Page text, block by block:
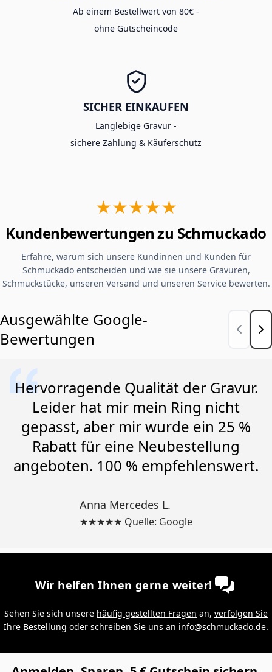
Ab einem Bestellwert von 80€ -
ohne Gutscheincode
SICHER EINKAUFEN
Langlebige Gravur -
sichere Zahlung & Käuferschutz
★★★★★
Kundenbewertungen zu Schmuckado
Erfahre, warum sich unsere Kundinnen und Kunden für
Schmuckado entscheiden und wie sie unsere Gravuren,
Schmuckstücke, unseren Versand und unseren Service bewerten.
Ausgewählte Google-
Bewertungen
Hervorragende Qualität der Gravur.
Leider hat mir mein Ring nicht
gepasst, aber mir wurde ein 25 %
Rabatt für eine Neubestellung
angeboten. 100 % empfehlenswert.
Anna Mercedes L.
★★★★★ Quelle: Google
Wir helfen Ihnen gerne weiter!
Sehen Sie sich unsere häufig gestellten Fragen an, verfolgen Sie
Ihre Bestellung oder schreiben Sie uns an info@schmuckado.de.